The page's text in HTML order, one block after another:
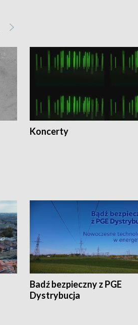
Koncerty
Badź bezpieczny z PGE
Dystrybucja